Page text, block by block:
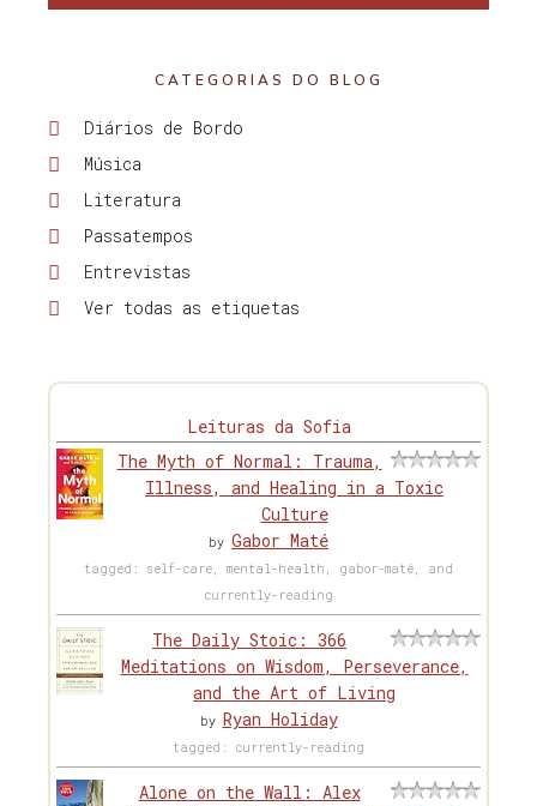
CATEGORIAS DO BLOG
Diários de Bordo
Música
Literatura
Passatempos
Entrevistas
Ver todas as etiquetas
Leituras da Sofia
The Myth of Normal: Trauma,
Illness, and Healing in a Toxic
Culture
by Gabor Maté
tagged: self-care, mental-health, gabor-maté, and
currently-reading
The Daily Stoic: 366
Meditations on Wisdom, Perseverance,
and the Art of Living
by Ryan Holiday
tagged: currently-reading
Alone on the Wall: Alex